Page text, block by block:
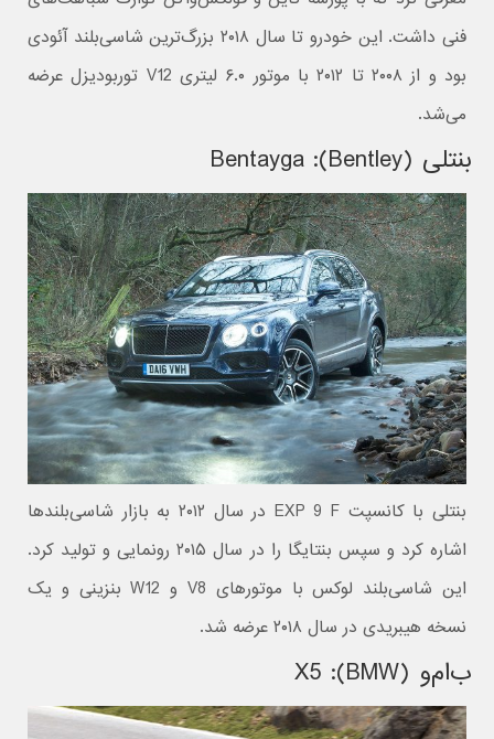
فنی داشت. این خودرو تا سال ۲۰۱۸ بزرگ‌ترین شاسی‌بلند آئودی
بود و از ۲۰۰۸ تا ۲۰۱۲ با موتور ۶.۰ لیتری V12 توربودیزل عرضه
می‌شد.
بنتلی (Bentley): Bentayga
بنتلی با کانسپت EXP 9 F در سال ۲۰۱۲ به بازار شاسی‌بلندها
اشاره کرد و سپس بنتایگا را در سال ۲۰۱۵ رونمایی و تولید کرد.
این شاسی‌بلند لوکس با موتورهای V8 و W12 بنزینی و یک
نسخه هیبریدی در سال ۲۰۱۸ عرضه شد.
ب‌ام‌و (BMW): X5